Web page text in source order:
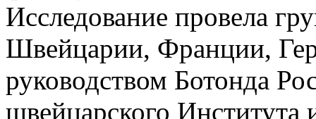
Исследование провела
Швейцарии, Франции,
руководством Ботонда
швейцарского